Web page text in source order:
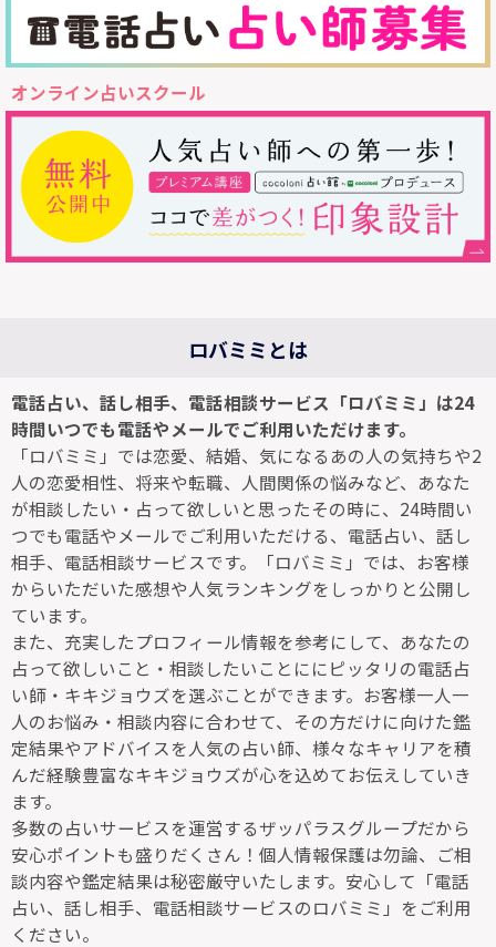
オンライン占いスクール
ロバミミとは
電話占い、話し相手、電話相談サービス「ロバミミ」は24
時間いつでも電話やメールでご利用いただけます。
「ロバミミ」では恋愛、結婚、気になるあの人の気持ちや2
人の恋愛相性、将来や転職、人間関係の悩みなど、あなた
が相談したい・占って欲しいと思ったその時に、24時間い
つでも電話やメールでご利用いただける、電話占い、話し
相手、電話相談サービスです。「ロバミミ」では、お客様
からいただいた感想や人気ランキングをしっかりと公開し
ています。
また、充実したプロフィール情報を参考にして、あなたの
占って欲しいこと・相談したいことににピッタリの電話占
い師・キキジョウズを選ぶことができます。お客様一人一
人のお悩み・相談内容に合わせて、その方だけに向けた鑑
定結果やアドバイスを人気の占い師、様々なキャリアを積
んだ経験豊富なキキジョウズが心を込めてお伝えしていき
ます。
多数の占いサービスを運営するザッパラスグループだから
安心ポイントも盛りだくさん！個人情報保護は勿論、ご相
談内容や鑑定結果は秘密厳守いたします。安心して「電話
占い、話し相手、電話相談サービスのロバミミ」をご利用
ください。